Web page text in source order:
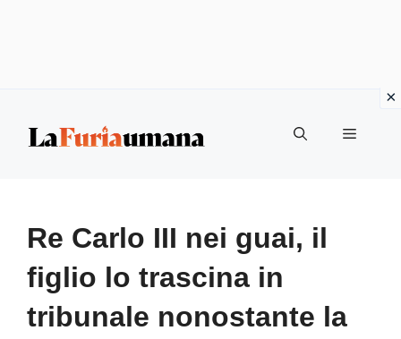
Menu
Re Carlo III nei guai, il
figlio lo trascina in
tribunale nonostante la